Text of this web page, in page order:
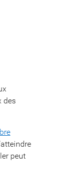
des
peut